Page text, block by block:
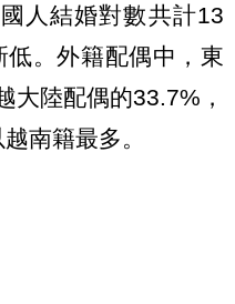
人結婚對數共計13
。外籍配偶中，東
大陸配偶的33.7%，
南籍最多。